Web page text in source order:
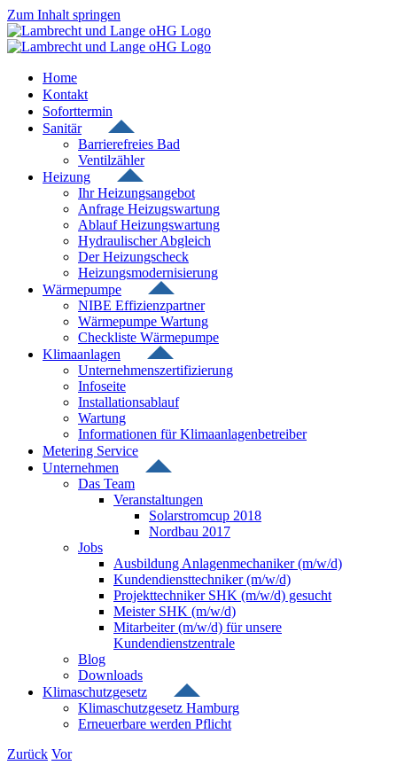
Zum Inhalt springen
Home
Kontakt
Soforttermin
Sanitär
Barrierefreies Bad
Ventilzähler
Heizung
Ihr Heizungsangebot
Anfrage Heizugswartung
Ablauf Heizungswartung
Hydraulischer Abgleich
Der Heizungscheck
Heizungsmodernisierung
Wärmepumpe
NIBE Effizienzpartner
Wärmepumpe Wartung
Checkliste Wärmepumpe
Klimaanlagen
Unternehmenszertifizierung
Infoseite
Installationsablauf
Wartung
Informationen für Klimaanlagenbetreiber
Metering Service
Unternehmen
Das Team
Veranstaltungen
Solarstromcup 2018
Nordbau 2017
Jobs
Ausbildung Anlagenmechaniker (m/w/d)
Kundendiensttechniker (m/w/d)
Projekttechniker SHK (m/w/d) gesucht
Meister SHK (m/w/d)
Mitarbeiter (m/w/d) für unsere
Kundendienstzentrale
Blog
Downloads
Klimaschutzgesetz
Klimaschutzgesetz Hamburg
Erneuerbare werden Pflicht
Zurück Vor